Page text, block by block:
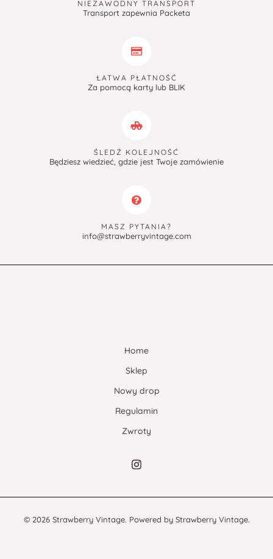
NIEZAWODNY TRANSPORT
Transport zapewnia Packeta
ŁATWA PŁATNOŚĆ
Za pomocą karty lub BLIK
ŚLEDŹ KOLEJNOŚĆ
Będziesz wiedzieć, gdzie jest Twoje zamówienie
MASZ PYTANIA?
info@strawberryvintage.com
Home
Sklep
Nowy drop
Regulamin
Zwroty
© 2026 Strawberry Vintage. Powered by Strawberry Vintage.